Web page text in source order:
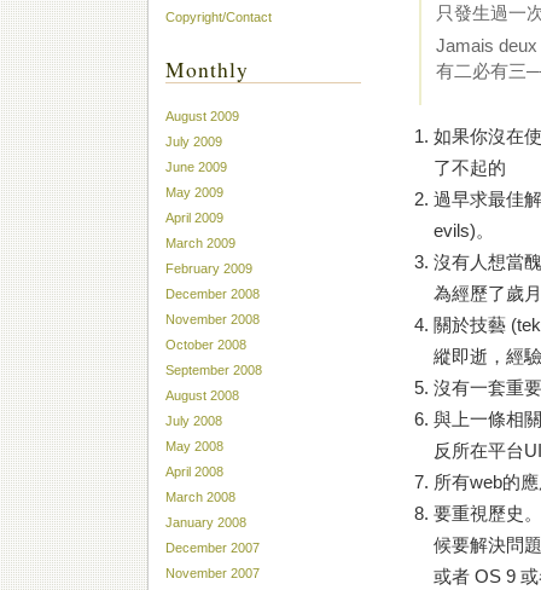
只發生過一
Jamais
有二必有三
如果你沒在
了不起的
過早求最佳
evils)。
沒有人想當
為經歷了歲
關於技藝
縱即逝，經
沒有一套重
與上一條相
反所在平台
所有web的
要重視歷史
候要解決問
或者 OS 9
Copyright/Contact
Monthly
August 2009
July 2009
June 2009
May 2009
April 2009
March 2009
February 2009
December 2008
November 2008
October 2008
September 2008
August 2008
July 2008
May 2008
April 2008
March 2008
January 2008
December 2007
November 2007